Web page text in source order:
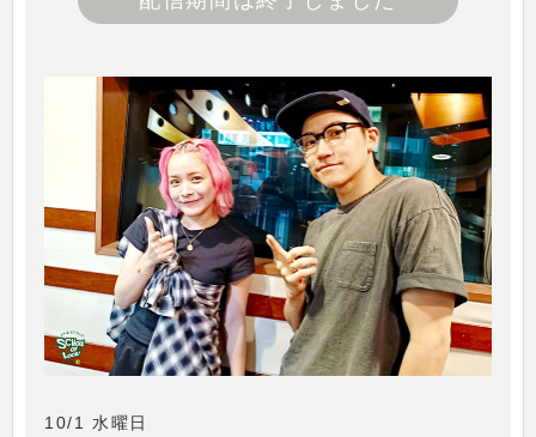
10/1 水曜日